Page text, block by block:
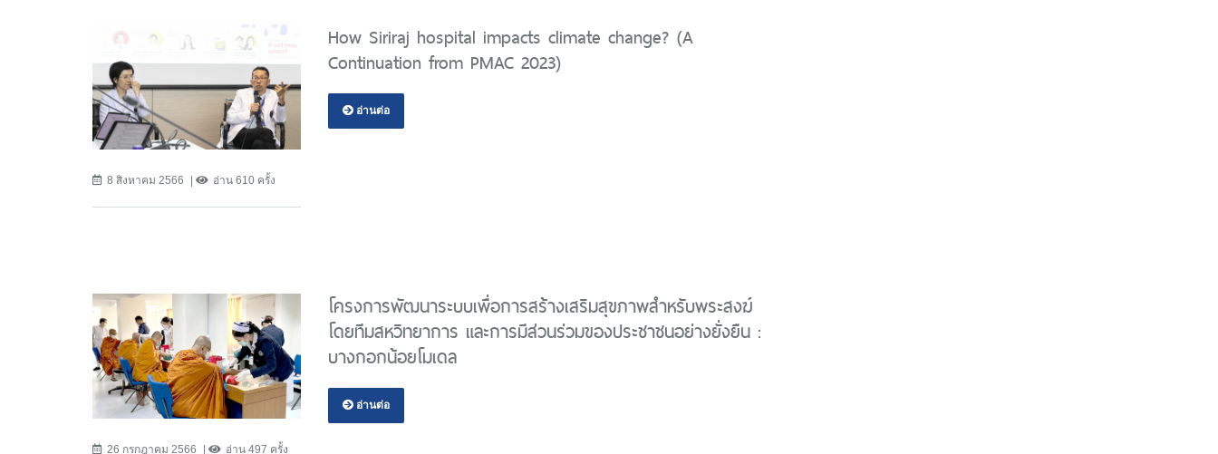
8 สิงหาคม 2566 อ่าน 610 ครั้ง
How Siriraj hospital impacts climate change? (A
Continuation from PMAC 2023)
อ่านต่อ
26 กรกฎาคม 2566 อ่าน 497 ครั้ง
โครงการพัฒนาระบบเพื่อการสร้างเสริมสุขภาพสำหรับพระสงฆ์
โดยทีมสหวิทยาการ และการมีส่วนร่วมของประชาชนอย่างยั่งยืน :
บางกอกน้อยโมเดล
อ่านต่อ